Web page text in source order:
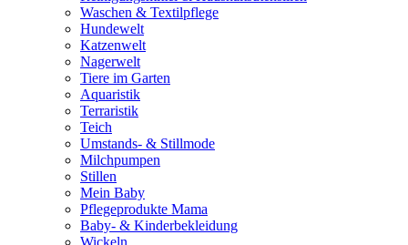
Waschen & Textilpflege
Hundewelt
Katzenwelt
Nagerwelt
Tiere im Garten
Aquaristik
Terraristik
Teich
Umstands- & Stillmode
Milchpumpen
Stillen
Mein Baby
Pflegeprodukte Mama
Baby- & Kinderbekleidung
Wickeln